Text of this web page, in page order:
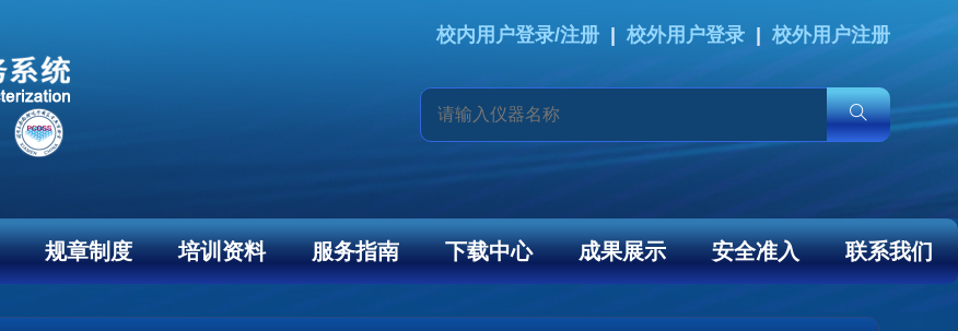
校内用户登录/注册 校外用户登录 校外用户注册
规章制度 培训资料 服务指南 下载中心 成果展示 安全准入 联系我们